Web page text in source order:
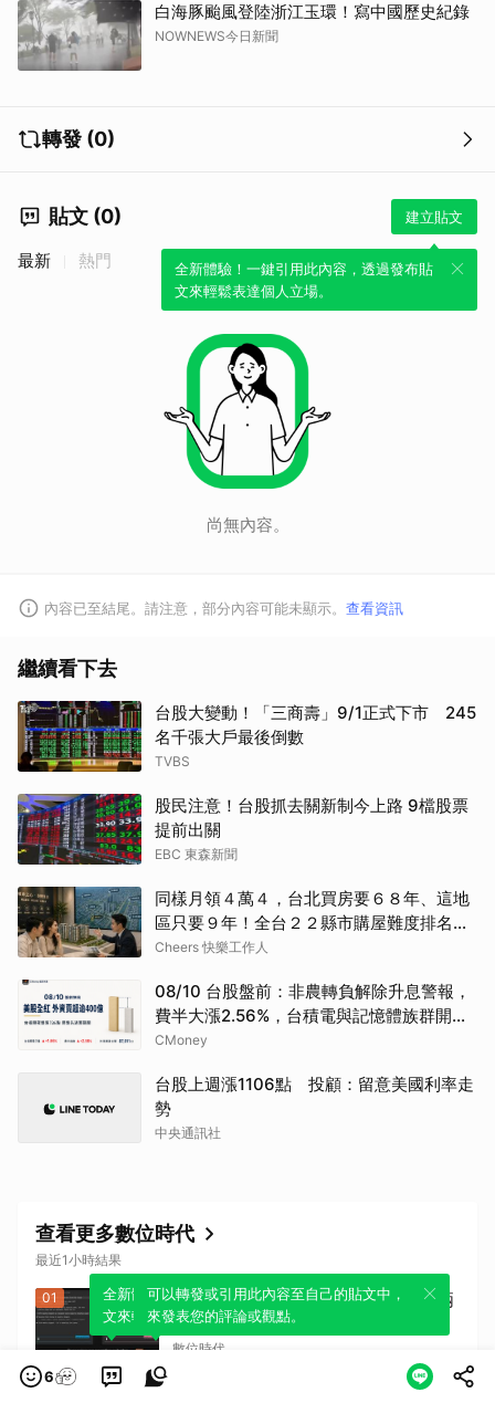
白海豚颱風登陸浙江玉環！寫中國歷史紀錄
NOWNEWS今日新聞
轉發 (0)
貼文 (0) 建立貼文
全新體驗！一鍵引用此內容，透過發布貼
文來輕鬆表達個人立場。
最新 熱門
尚無內容。
內容已至結尾。請注意，部分內容可能未顯示。 查看資訊
繼續看下去
台股大變動！「三商壽」9/1正式下市 245
名千張大戶最後倒數
TVBS
股民注意！台股抓去關新制今上路 9檔股票
提前出關
EBC 東森新聞
同樣月領４萬４，台北買房要６８年、這地
區只要９年！全台２２縣市購屋難度排名一
次看
Cheers 快樂工作人
08/10 台股盤前：非農轉負解除升息警報，
費半大漲2.56%，台積電與記憶體族群開高
能守住嗎
CMoney
台股上週漲1106點 投顧：留意美國利率走
勢
中央通訊社
查看更多數位時代
最近1小時結果
01
Claude Code推出跨Session傳訊！兩
個AI終端機可「自己溝通」，工程師不
用再當傳話筒
數位時代
2026下半年8張信用卡停卡！MUJI、
6
全新體驗！一鍵引用此內容，透過發布貼
文來輕鬆表達個人立場。
可以轉發或引用此內容至自己的貼文中，
來發表您的評論或觀點。